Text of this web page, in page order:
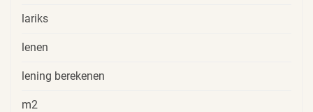
lariks
lenen
lening berekenen
m2